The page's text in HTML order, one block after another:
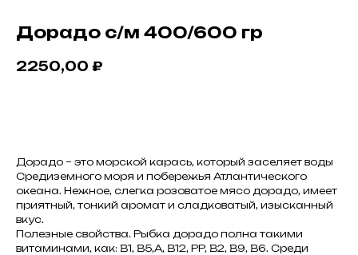
Дорадо с/м 400/600 гр
2250,00 ₽
Дорадо – это морской карась, который заселяет воды
Средиземного моря и побережья Атлантического
океана. Нежное, слегка розоватое мясо дорадо, имеет
приятный, тонкий аромат и сладковатый, изысканный
вкус.
Полезные свойства. Рыбка дорадо полна такими
витаминами, как: B1, B5,A, B12, PP, B2, B9, B6. Среди